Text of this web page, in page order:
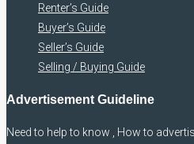
Renter’s Guide
Buyer’s Guide
Seller’s Guide
Selling / Buying Guide
Advertisement Guideline
Need to help to know , How to